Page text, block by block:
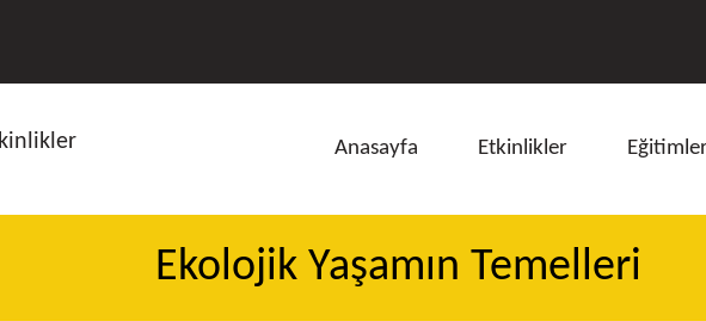
Anasayfa Etkinlikler
Ekolojik Yaşamın Temelleri